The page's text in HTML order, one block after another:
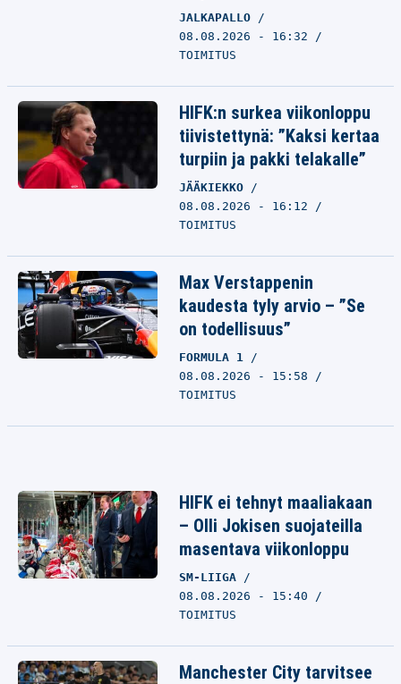
JALKAPALLO
08.08.2026 - 16:32
TOIMITUS
HIFK:n surkea viikonloppu
tiivistettynä: ”Kaksi kertaa
turpiin ja pakki telakalle”
JÄÄKIEKKO
08.08.2026 - 16:12
TOIMITUS
Max Verstappenin
kaudesta tyly arvio – ”Se
on todellisuus”
FORMULA 1
08.08.2026 - 15:58
TOIMITUS
HIFK ei tehnyt maaliakaan
– Olli Jokisen suojateilla
masentava viikonloppu
SM-LIIGA
08.08.2026 - 15:40
TOIMITUS
Manchester City tarvitsee